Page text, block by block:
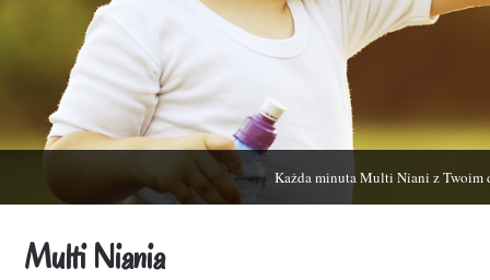
Każda minuta Multi Niani z Twoim
Multi Niania